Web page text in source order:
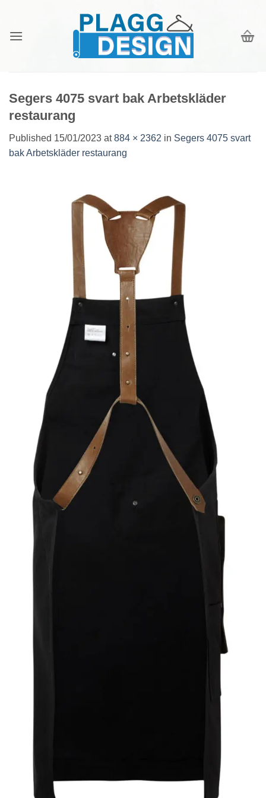
content
Segers 4075 svart bak Arbetskläder
restaurang
Published 15/01/2023 at884 × 2362 in Segers 4075 svart
bak Arbetskläder restaurang